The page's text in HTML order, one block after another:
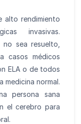
alto rendimiento
invasivas.
sea resuelto,
casos médicos
ELA o de todos
medicina normal.
persona sana
el cerebro para